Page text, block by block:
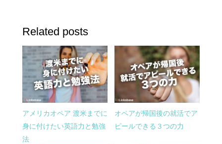
Related posts
アメリカオペア 渡米までに
身に付けたい英語力と勉強
法
オペアが帰国後の就活でア
ピールできる３つの力